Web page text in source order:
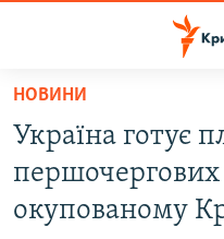
Перейти
основного
матеріалу
Перейти
до
ВОДА.КРИМ
ВІДЕО ТА ФОТО
НОВИНИ
Україна готує
першочергових
окупованому